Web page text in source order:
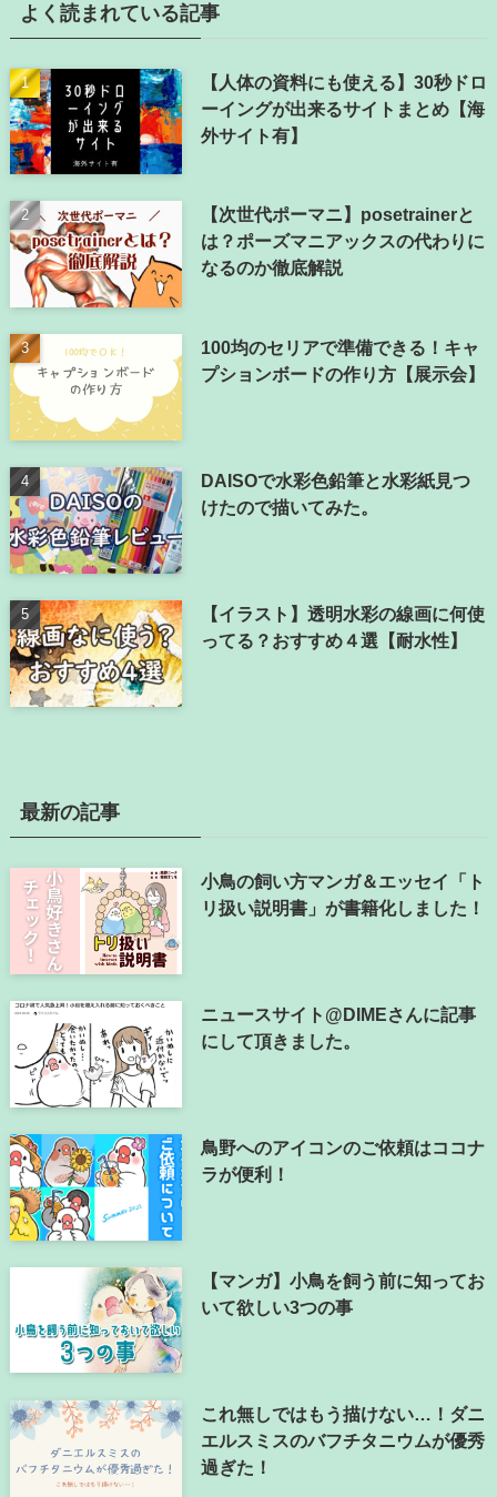
よく読まれている記事
【人体の資料にも使える】30秒ドロ
ーイングが出来るサイトまとめ【海
外サイト有】
【次世代ポーマニ】posetrainerと
は？ポーズマニアックスの代わりに
なるのか徹底解説
100均のセリアで準備できる！キャ
プションボードの作り方【展示会】
DAISOで水彩色鉛筆と水彩紙見つ
けたので描いてみた。
【イラスト】透明水彩の線画に何使
ってる？おすすめ４選【耐水性】
最新の記事
小鳥の飼い方マンガ＆エッセイ「ト
リ扱い説明書」が書籍化しました！
ニュースサイト@DIMEさんに記事
にして頂きました。
鳥野へのアイコンのご依頼はココナ
ラが便利！
【マンガ】小鳥を飼う前に知ってお
いて欲しい3つの事
これ無しではもう描けない…！ダニ
エルスミスのバフチタニウムが優秀
過ぎた！